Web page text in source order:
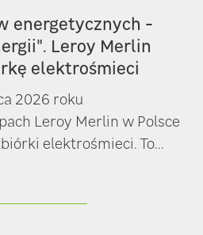
energetycznych -
Leroy Merlin
elektrośmieci
2026 roku
Leroy Merlin w Polsce
elektrośmieci. To...